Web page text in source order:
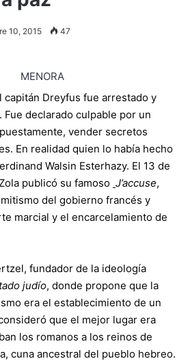
10, 2015 47
capitán Dreyfus fue arrestado y
Fue declarado culpable por un
vender secretos
En realidad quien lo había hecho
Walsin Esterhazy. El 13 de
publicó su famoso J’accuse,
del gobierno francés y
marcial y el encarcelamiento de
fundador de la ideología
judío, donde propone que la
era el establecimiento de un
que el mejor lugar era
los romanos a los reinos de
cuna ancestral del pueblo hebreo.